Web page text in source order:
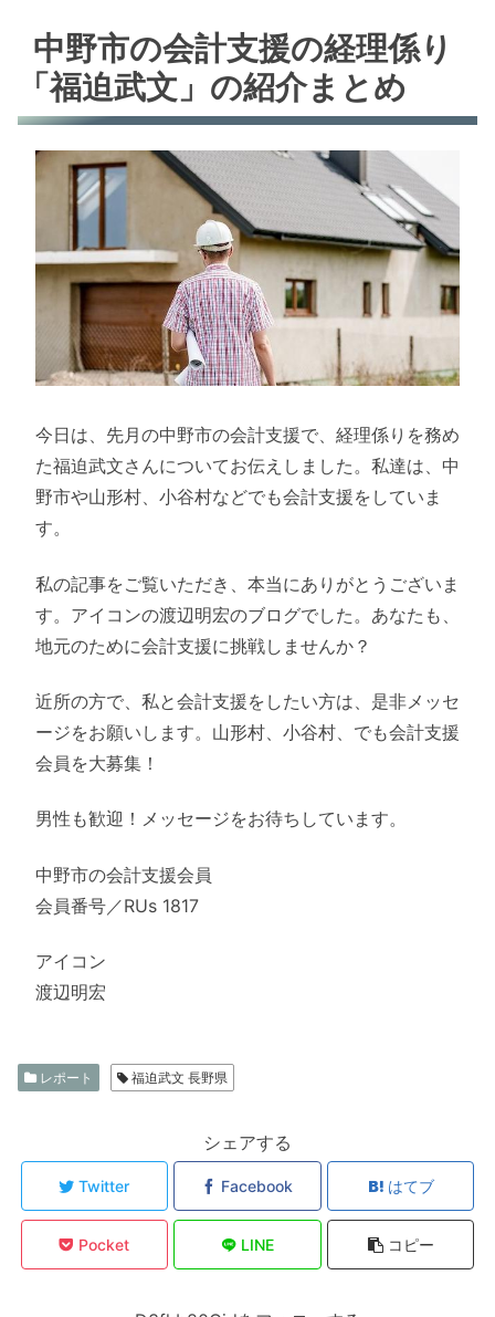
中野市の会計支援の経理係り
「福迫武文」の紹介まとめ
今日は、先月の中野市の会計支援で、経理係りを務め
た福迫武文さんについてお伝えしました。私達は、中
野市や山形村、小谷村などでも会計支援をしていま
す。
私の記事をご覧いただき、本当にありがとうございま
す。アイコンの渡辺明宏のブログでした。あなたも、
地元のために会計支援に挑戦しませんか？
近所の方で、私と会計支援をしたい方は、是非メッセ
ージをお願いします。山形村、小谷村、でも会計支援
会員を大募集！
男性も歓迎！メッセージをお待ちしています。
中野市の会計支援会員
会員番号／RUs 1817
アイコン
渡辺明宏
レポート 福迫武文 長野県
シェアする
Twitter Facebook はてブ
Pocket LINE コピー